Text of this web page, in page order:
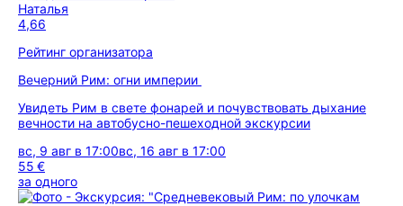
Наталья
4,66
Рейтинг организатора
Вечерний Рим: огни империи
Увидеть Рим в свете фонарей и почувствовать дыхание
вечности на автобусно-пешеходной экскурсии
вс, 9 авг в 17:00вс, 16 авг в 17:00
55 €
за одного